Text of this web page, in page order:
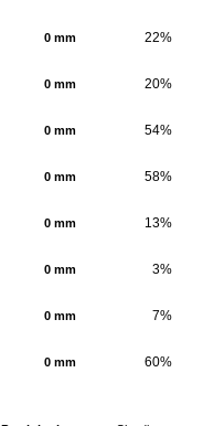
0 mm 22%
0 mm 20%
0 mm 54%
0 mm 58%
0 mm 13%
0 mm 3%
0 mm 7%
0 mm 60%